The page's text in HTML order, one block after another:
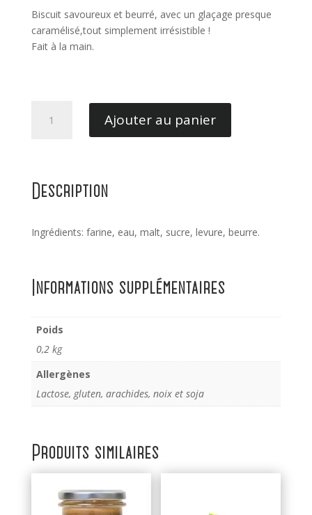
Biscuit savoureux et beurré, avec un glaçage presque
caramélisé,tout simplement irrésistible !
Fait à la main.
Patti
Ajouter au panier
Description
Ingrédients: farine, eau, malt, sucre, levure, beurre.
Informations supplémentaires
Poids
0,2 kg
Allergènes
Lactose, gluten, arachides, noix et soja
Produits similaires